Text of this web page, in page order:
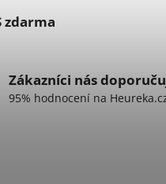
zdarma
Zákazníci nás
95% hodnocení na